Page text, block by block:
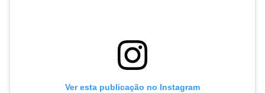
Ver esta publicação no Instagram